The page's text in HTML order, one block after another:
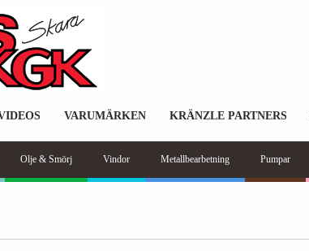
VARUMÄRKEN KRÄNZLE PARTNERS
Olje & Smörj Vindor Metallbearbetning Pumpar